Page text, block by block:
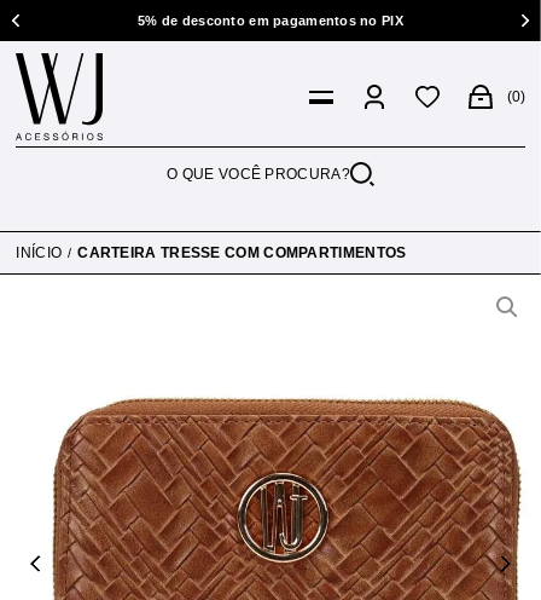
5% de desconto em pagamentos no PIX
0
INÍCIO CARTEIRA TRESSE COM COMPARTIMENTOS